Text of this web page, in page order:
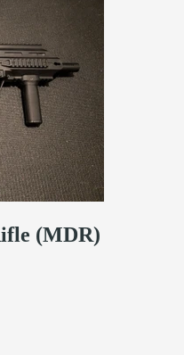
(MDR)